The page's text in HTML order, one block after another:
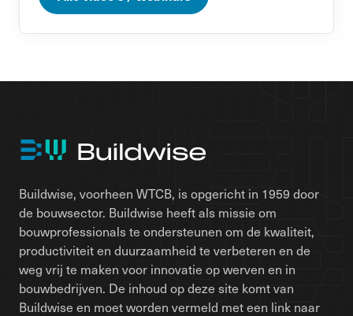
Buildwise, voorheen WTCB, is opgericht in 1959 door
de bouwsector. Buildwise heeft als missie om
bouwprofessionals te ondersteunen om de kwaliteit,
productiviteit en duurzaamheid te verbeteren en de
weg vrij te maken voor innovatie op werven en in
bouwbedrijven. De inhoud op deze site komt van
Buildwise en moet worden vermeld met een link naar